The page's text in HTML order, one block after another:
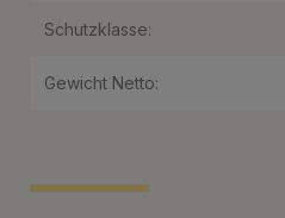
Schutzklasse:
Gewicht Netto: